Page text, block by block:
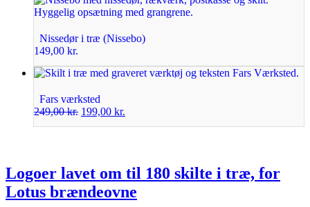
Nissedør i træ (Nissebo)
149,00 kr.
Fars værksted
249,00kr. 199,00 kr.
Logoer lavet om til 180 skilte i træ, for
Lotus brændeovne